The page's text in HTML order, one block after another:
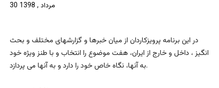
30 مرداد , 1398
در این برنامه پرویزکاردان از میان خبرها و گزارشهای مختلف و بحث
انگیز ، داخل و خارج از ایران، هفت موضوع را انتخاب و با طنز ویژه خود
به آنها، نگاه خاص خود را دارد و به آنها می پردازد.